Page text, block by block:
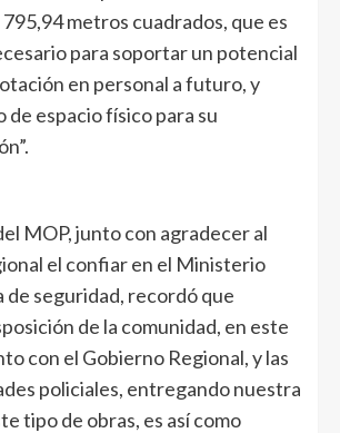
metros cuadrados, que es
para soportar un potencial
en personal a futuro, y
espacio físico para su
MOP, junto con agradecer al
el confiar en el Ministerio
de seguridad, recordó que
de la comunidad, en este
con el Gobierno Regional, y las
policiales, entregando nuestra
tipo de obras, es así como